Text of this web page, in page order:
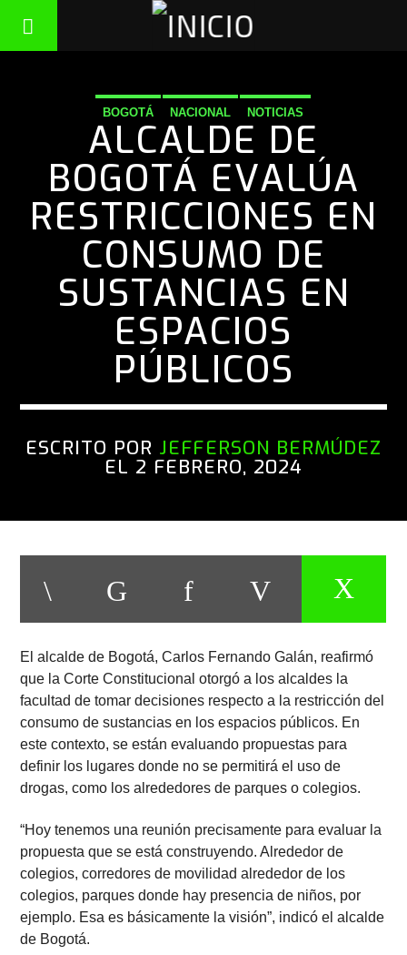
BOGOTÁ NACIONAL NOTICIAS
ALCALDE DE
BOGOTÁ EVALÚA
RESTRICCIONES EN
CONSUMO DE
SUSTANCIAS EN
ESPACIOS
PÚBLICOS
ESCRITO POR JEFFERSON BERMÚDEZ
EL 2 FEBRERO, 2024
El alcalde de Bogotá, Carlos Fernando Galán, reafirmó
que la Corte Constitucional otorgó a los alcaldes la
facultad de tomar decisiones respecto a la restricción del
consumo de sustancias en los espacios públicos. En
este contexto, se están evaluando propuestas para
definir los lugares donde no se permitirá el uso de
drogas, como los alrededores de parques o colegios.
“Hoy tenemos una reunión precisamente para evaluar la
propuesta que se está construyendo. Alrededor de
colegios, corredores de movilidad alrededor de los
colegios, parques donde hay presencia de niños, por
ejemplo. Esa es básicamente la visión”, indicó el alcalde
de Bogotá.